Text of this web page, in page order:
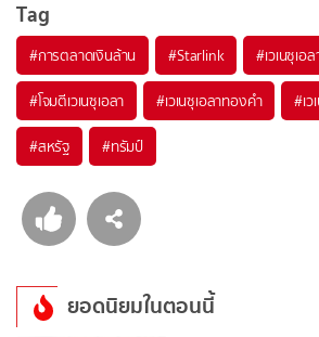
Tag
#การตลาดเงินล้าน #Starlink #เวเนซุเอล
#โจมตีเวเนซุเอลา #เวเนซุเอลาทองคำ #เ
#สหรัฐ #ทรัมป์
ยอดนิยมในตอนนี้